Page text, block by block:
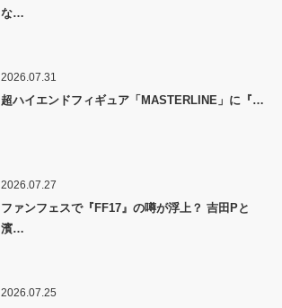
な…
2026.07.31
超ハイエンドフィギュア「MASTERLINE」に『…
2026.07.27
ファンフェスで『FF17』の噂が浮上？ 吉田Pと
濱…
2026.07.25